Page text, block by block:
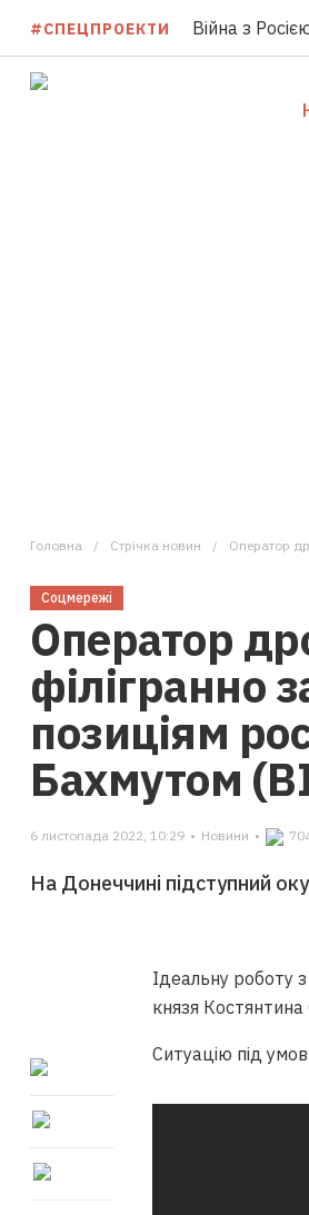
#СПЕЦПРОЕКТИ Війна з
Головна Стрічка новин Оператор
Соцмережі
Оператор
філігранно
позиціям
Бахмутом
6 листопада 2022, 10:29 • Новини •
На Донеччині підступний
Ідеальну роботу
князя
Ситуацію під